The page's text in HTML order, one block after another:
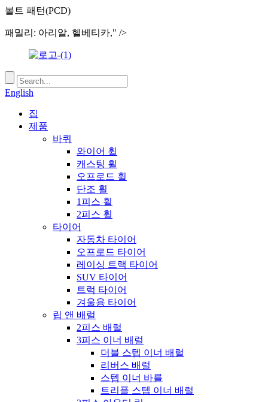
볼트 패턴(PCD)
패밀리: 아리알, 헬베티카," />
English
집
제품
바퀴
와이어 휠
캐스팅 휠
오프로드 휠
단조 휠
1피스 휠
2피스 휠
타이어
자동차 타이어
오프로드 타이어
레이싱 트랙 타이어
SUV 타이어
트럭 타이어
겨울용 타이어
립 앤 배럴
2피스 배럴
3피스 이너 배럴
더블 스텝 이너 배럴
리버스 배럴
스텝 이너 바를
트리플 스텝 이너 배럴